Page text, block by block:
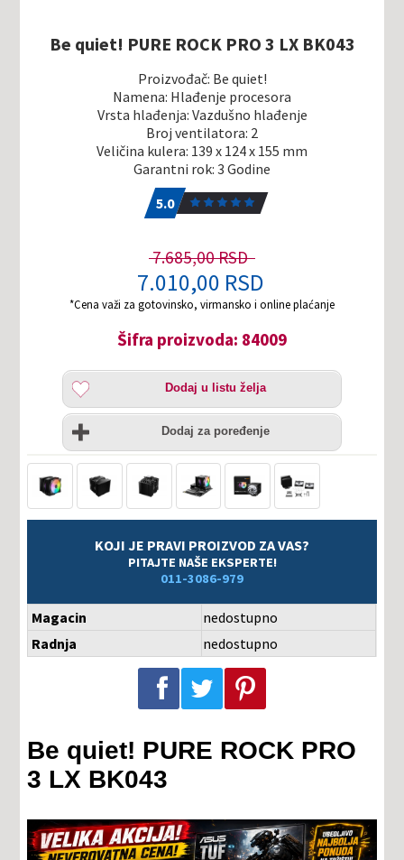
Be quiet! PURE ROCK PRO 3 LX BK043
Proizvođač: Be quiet!
Namena: Hlađenje procesora
Vrsta hlađenja: Vazdušno hlađenje
Broj ventilatora: 2
Veličina kulera: 139 x 124 x 155 mm
Garantni rok: 3 Godine
5.0
7.685,00 RSD
7.010,00 RSD
*Cena važi za gotovinsko, virmansko i online plaćanje
Šifra proizvoda: 84009
Dodaj
listu
želja
Dodaj u listu želja
Uporedi
Dodaj za poređenje
KOJI JE PRAVI PROIZVOD ZA VAS?
PITAJTE NAŠE EKSPERTE!
011-3086-979
Magacin
nedostupno
Radnja
nedostupno
Podeli na Facebook-u Podeli na Twitter-u Podeli na Pinterest-u
Be quiet! PURE ROCK PRO
3 LX BK043